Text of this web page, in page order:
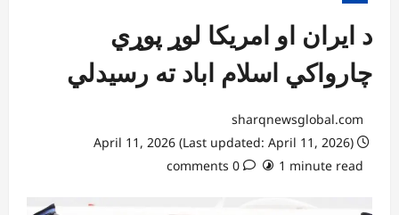
د ایران او امریکا لوړ پوړي
چارواکي اسلام اباد ته رسیدلي
sharqnewsglobal.com
1 minute read
0 comments